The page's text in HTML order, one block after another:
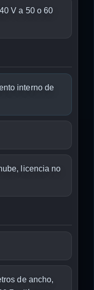
V a 50 o 60
interno de
licencia no
de ancho,